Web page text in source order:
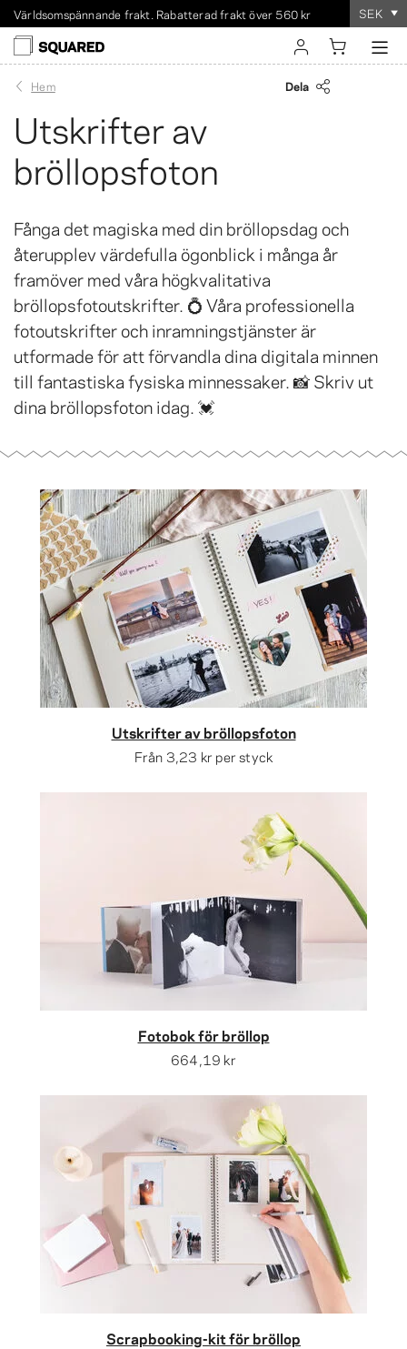
Världsomspännande frakt. Rabatterad frakt över 560 kr
Beställningen tar
100%nöjdhetsgaranti
SEK
registrera
Hem Dela
Utskrifter av
bröllopsfoton
Fånga det magiska med din bröllopsdag och
återupplev värdefulla ögonblick i många år
framöver med våra högkvalitativa
bröllopsfotoutskrifter. 💍 Våra professionella
fotoutskrifter och inramningstjänster är
utformade för att förvandla dina digitala minnen
till fantastiska fysiska minnessaker. 📸 Skriv ut
dina bröllopsfoton idag. 💓
Utskrifter av bröllopsfoton
Från 3,23 kr per styck
Fotobok för bröllop
664,19 kr
Scrapbooking-kit för bröllop